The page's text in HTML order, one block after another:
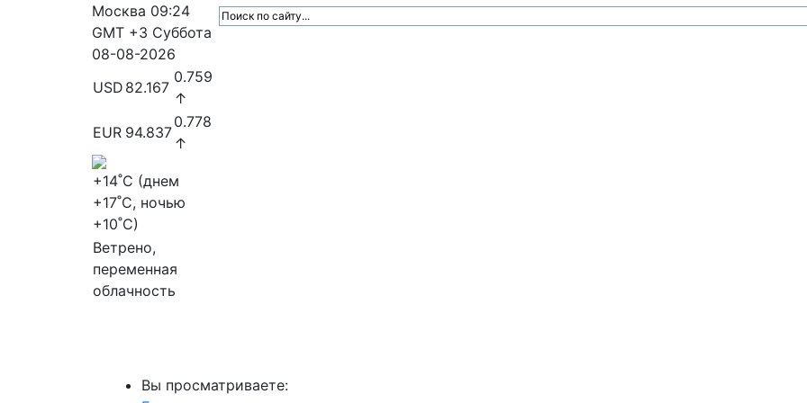
Москва 09:24
GMT +3 Суббота
08-08-2026
USD 82.167
0.759
↑
EUR 94.837
0.778
↑
+14˚C (днем
+17˚C, ночью
+10˚C)
Ветрено,
переменная
облачность
Вы просматриваете: